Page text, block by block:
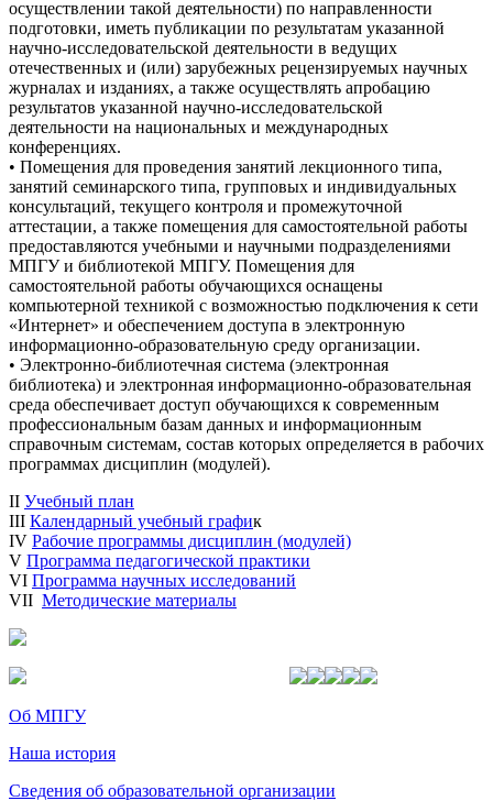
осуществлении такой деятельности) по направленности
подготовки, иметь публикации по результатам указанной
научно-исследовательской деятельности в ведущих
отечественных и (или) зарубежных рецензируемых научных
журналах и изданиях, а также осуществлять апробацию
результатов указанной научно-исследовательской
деятельности на национальных и международных
конференциях.
• Помещения для проведения занятий лекционного типа,
занятий семинарского типа, групповых и индивидуальных
консультаций, текущего контроля и промежуточной
аттестации, а также помещения для самостоятельной работы
предоставляются учебными и научными подразделениями
МПГУ и библиотекой МПГУ. Помещения для
самостоятельной работы обучающихся оснащены
компьютерной техникой с возможностью подключения к сети
«Интернет» и обеспечением доступа в электронную
информационно-образовательную среду организации.
• Электронно-библиотечная система (электронная
библиотека) и электронная информационно-образовательная
среда обеспечивает доступ обучающихся к современным
профессиональным базам данных и информационным
справочным системам, состав которых определяется в рабочих
программах дисциплин (модулей).
II Учебный план
III Календарный учебный график
IV Рабочие программы дисциплин (модулей)
V Программа педагогической практики
VI Программа научных исследований
VII Методические материалы
Об МПГУ
Наша история
Сведения об образовательной организации